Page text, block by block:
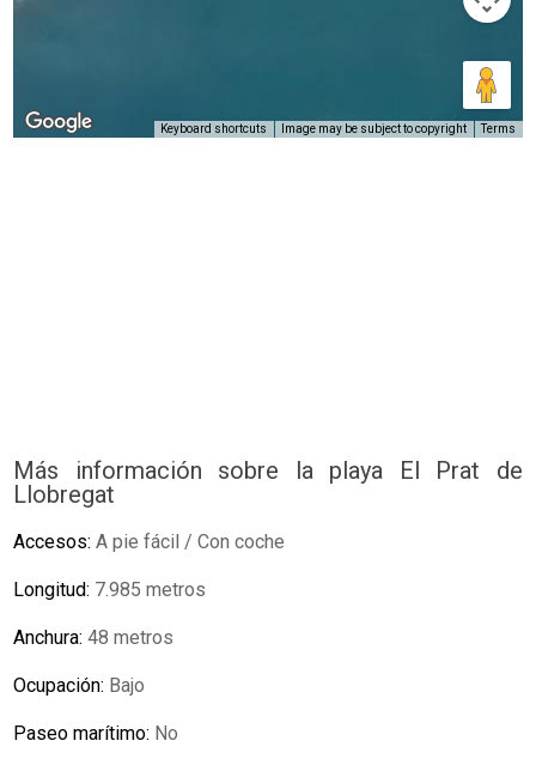
Keyboard shortcuts Image may be subject to copyright Terms
Más información sobre la playa El Prat de
Llobregat
Accesos:A pie fácil / Con coche
Longitud: 7.985 metros
Anchura:48 metros
Ocupación: Bajo
Paseo marítimo: No